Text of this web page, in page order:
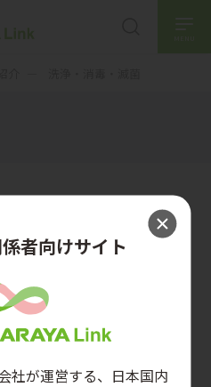
packaging
ムの使用中および再
析
者向けサイト
社が運営する、日本国内